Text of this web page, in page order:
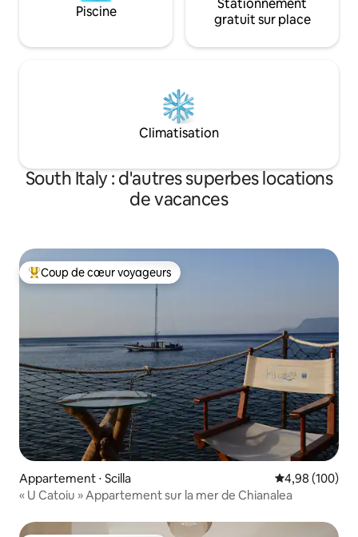
Piscine
Stationnement
gratuit sur place
Climatisation
South Italy : d'autres superbes locations
de vacances
Coups de cœur voyageurs les plus appréciés
Coup de cœur voyageurs
Appartement ⋅ Scilla Évaluation
4,98 (100)
« U Catoiu » Appartement sur la mer de Chianalea